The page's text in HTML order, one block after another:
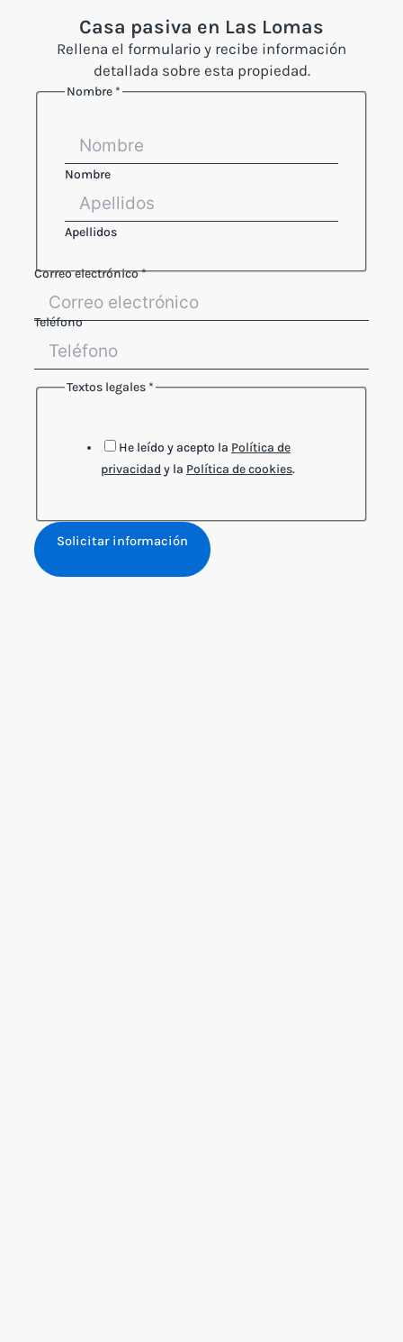
Casa pasiva en Las Lomas
Rellena el formulario y recibe información
detallada sobre esta propiedad.
Nombre *
Nombre
Apellidos
Correo electrónico*
Teléfono
electrónico
CorreoTextos legales *
He leído y acepto la Política de
privacidad y la Política de cookies.
Solicitar información